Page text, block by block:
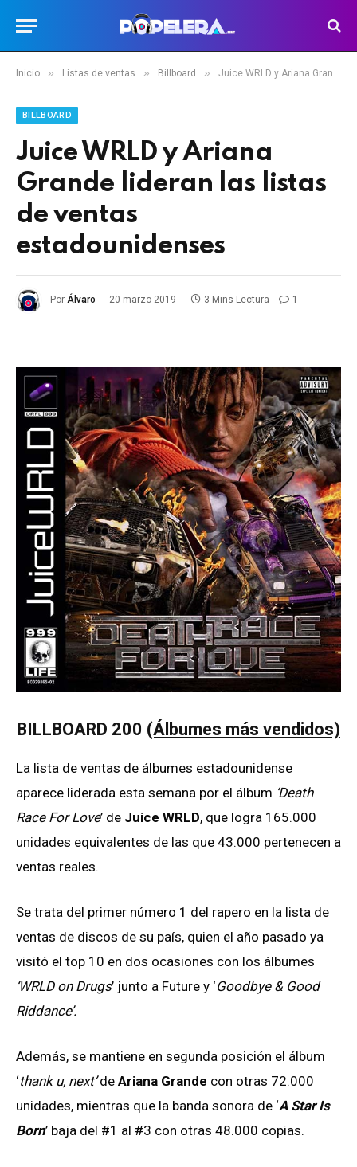
Inicio » Listas de ventas » Billboard » Juice WRLD y Ariana Grande lideran las listas de ventas estadounidenses
BILLBOARD
Juice WRLD y Ariana
Grande lideran las listas
de ventas
estadounidenses
Por Álvaro 20 marzo 2019 3 Mins Lectura 1
BILLBOARD 200 (Álbumes más vendidos)
La lista de ventas de álbumes estadounidense
aparece liderada esta semana por el álbum ‘Death
Race For Love’ de Juice WRLD, que logra 165.000
unidades equivalentes de las que 43.000 pertenecen a
ventas reales.
Se trata del primer número 1 del rapero en la lista de
ventas de discos de su país, quien el año pasado ya
visitó el top 10 en dos ocasiones con los álbumes
‘WRLD on Drugs’ junto a Future y ‘Goodbye & Good
Riddance’.
Además, se mantiene en segunda posición el álbum
‘thank u, next’de Ariana Grande con otras 72.000
unidades, mientras que la banda sonora de ‘A Star Is
Born’ baja del #1 al #3 con otras 48.000 copias.